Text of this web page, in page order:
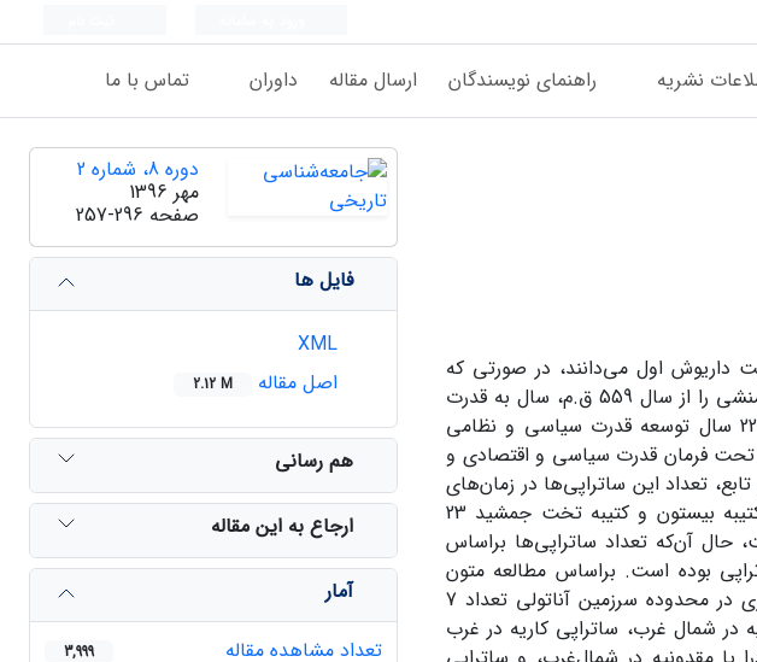
نشریه راهنمای نویسندگان ارسال مقاله داوران تماس با ما
داریوش اول می‌دانند، در صورتی که
اصطلاح ساتراپ از دوره کوروش و کمبوجیه نیز رواج داشته است؛ بنابراین اگر آغاز حیات امپراتوری هخامنشی را از سال 559 ق.م، سال به قدرت
رسیدن کوروش دوم، و پایان آن را سال 332 ق.م، فتح ایران توسط اسکندر مقدونی، بدانیم در این 227 سال توسعه قدرت سیاسی و نظامی
تحت فرمان قدرت سیاسی و اقتصادی و
تعداد این ساتراپی‌ها در زمان‌های
مختلف حاکمیت امپراتوری هخامنشی متفاوت بوده است. برای نمونه تعداد این ساتراپی‌ها براساس کتیبه بیستون و کتیبه تخت جمشید 23
نقش رستم 30، و کتیبه داریوش کشف‌شده از شوش 27 ساتراپی است، حال آن‌که تعداد ساتراپی‌ها براساس
مصری دوره هخامنشیان مانند مجسمه داریوش و سنگ یادبودهای کانال سوئز 24 ساتراپی بوده است. براساس مطالعه متون
تاریخی و بررسی یافته‌های جدید باستان‌شناسی، حاکمیت هخامنشیان در طول ظهور و سقوط امپراتوری در محدوده سرزمین آناتولی تعداد 7
در شمال غرب، ساتراپی کاریه در غرب
دوره 8، شماره 2
مهر 1396
صفحه 257-296
فایل ها
اصل مقاله
2.12 M
هم رسانی
ارجاع به این مقاله
آمار
تعداد مشاهده مقاله
3,999